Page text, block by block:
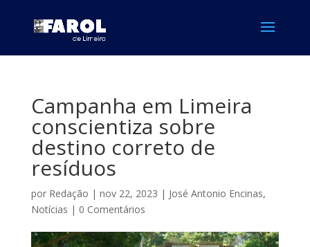
Campanha em Limeira
conscientiza sobre
destino correto de
resíduos
por Redação | nov 22, 2023 | José Antonio Encinas,
Notícias | 0 Comentários